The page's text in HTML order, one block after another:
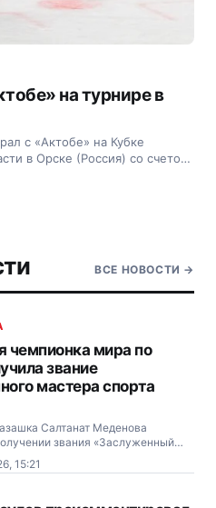
на турнире в
с «Актобе» на Кубке
в Орске (Россия) со счетом
ВСЕ НОВОСТИ →
чемпионка мира по
звание
мастера спорта
Салтанат Меденова
звания «Заслуженный
достижения.
15:21